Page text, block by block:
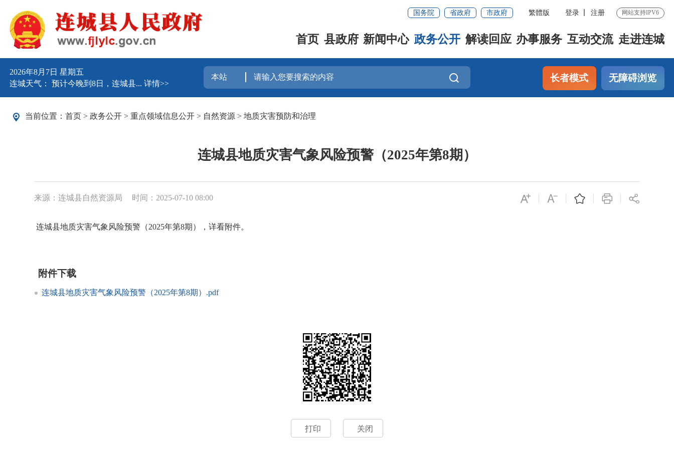
国务院 省政府 市政府 繁體版 登录 注册 网站支持IPV6
首页 县政府 新闻中心 政务公开 解读回应 办事服务 互动交流 走进连城
2026年8月7日 星期五
连城天气： 预计今晚到8日，连城县...详情>>
长者模式 无障碍浏览
当前位置： 首页 > 政务公开 > 重点领域信息公开 > 自然资源 > 地质灾害预防和治理
连城县地质灾害气象风险预警（2025年第8期）
来源：连城县自然资源局 时间：2025-07-10 08:00
连城县地质灾害气象风险预警（2025年第8期），详看附件。
附件下载
连城县地质灾害气象风险预警（2025年第8期）.pdf
打印 关闭